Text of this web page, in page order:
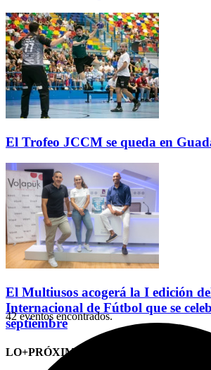
El Trofeo JCCM se queda en
El Multiusos acogerá la I edición
Internacional de Fútbol que se
septiembre
LO+PRÓXIMO (CITAS)
42 eventos encontrados.